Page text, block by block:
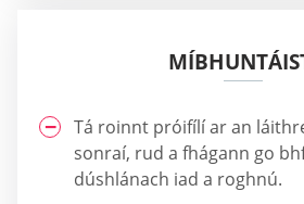
Tá roinnt próifílí ar an
sonraí, rud a fhágann go
dúshlánach iad a roghnú.